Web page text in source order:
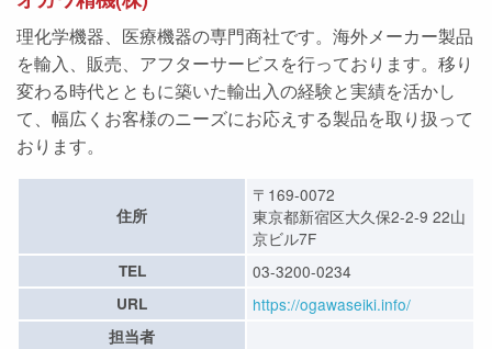
理化学機器、医療機器の専門商社です。海外メーカー製品
を輸入、販売、アフターサービスを行っております。移り
変わる時代とともに築いた輸出入の経験と実績を活かし
て、幅広くお客様のニーズにお応えする製品を取り扱って
おります。
住所
〒169-0072
東京都新宿区大久保2-2-9 22山
京ビル7F
TEL 03-3200-0234
URL https://ogawaseiki.info/
担当者